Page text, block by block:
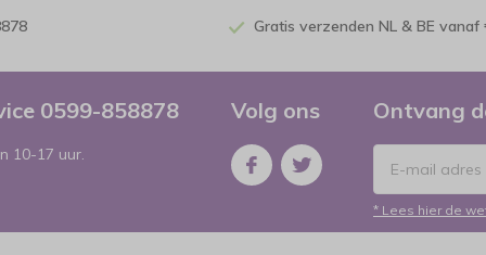
Gratis verzenden NL & BE vanaf
0599-858878
10-17 uur.
Volg ons Ontvang
* Lees hier de